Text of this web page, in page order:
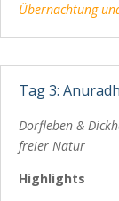
Übernachtung
Tag 3:
Dorfleben &
freier Natur
Highlights